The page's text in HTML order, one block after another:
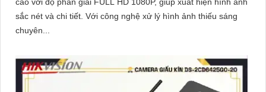
sắc nét và chi tiết. Với công nghệ xử lý hình ảnh thiếu sáng
chuyên...